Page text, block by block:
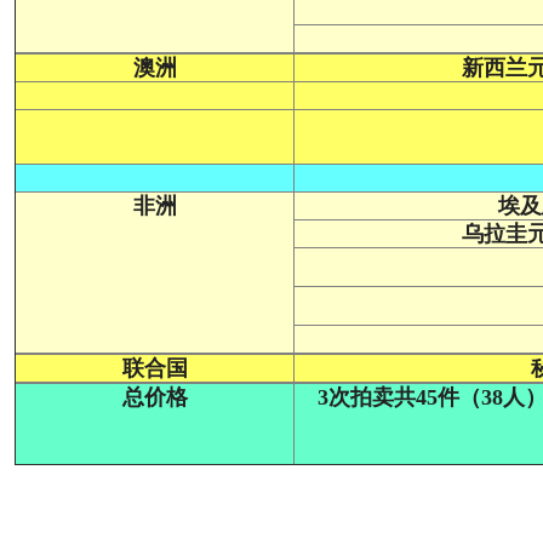
澳洲 新西兰
非洲
埃
乌拉圭
联合国
总价格
3次拍卖共45件（38人